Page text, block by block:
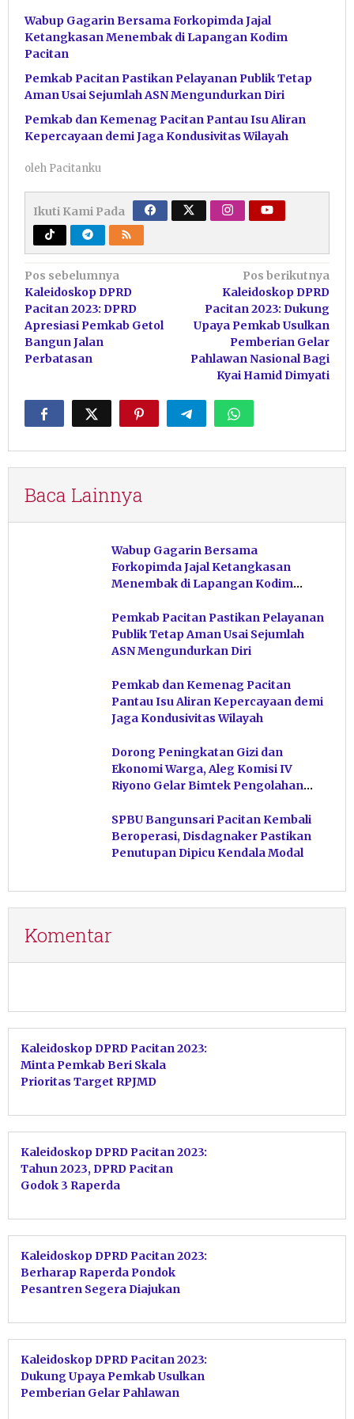
Wabup Gagarin Bersama Forkopimda Jajal
Ketangkasan Menembak di Lapangan Kodim
Pacitan
Pemkab Pacitan Pastikan Pelayanan Publik Tetap
Aman Usai Sejumlah ASN Mengundurkan Diri
Pemkab dan Kemenag Pacitan Pantau Isu Aliran
Kepercayaan demi Jaga Kondusivitas Wilayah
oleh Pacitanku
Ikuti Kami Pada
Navigasi
pos
Pos sebelumnya
Kaleidoskop DPRD
Pacitan 2023: DPRD
Apresiasi Pemkab Getol
Bangun Jalan
Perbatasan
Pos berikutnya
Kaleidoskop DPRD
Pacitan 2023: Dukung
Upaya Pemkab Usulkan
Pemberian Gelar
Pahlawan Nasional Bagi
Kyai Hamid Dimyati
Baca Lainnya
Wabup Gagarin Bersama
Forkopimda Jajal Ketangkasan
Menembak di Lapangan Kodim
Pemkab Pacitan Pastikan Pelayanan
Publik Tetap Aman Usai Sejumlah
ASN Mengundurkan Diri
Pemkab dan Kemenag Pacitan
Pantau Isu Aliran Kepercayaan demi
Jaga Kondusivitas Wilayah
Dorong Peningkatan Gizi dan
Ekonomi Warga, Aleg Komisi IV
Riyono Gelar Bimtek Pengolahan
SPBU Bangunsari Pacitan Kembali
Beroperasi, Disdagnaker Pastikan
Penutupan Dipicu Kendala Modal
Komentar
Kaleidoskop DPRD Pacitan 2023:
Minta Pemkab Beri Skala
Prioritas Target RPJMD
Kaleidoskop DPRD Pacitan 2023:
Tahun 2023, DPRD Pacitan
Godok 3 Raperda
Kaleidoskop DPRD Pacitan 2023:
Berharap Raperda Pondok
Pesantren Segera Diajukan
Kaleidoskop DPRD Pacitan 2023:
Dukung Upaya Pemkab Usulkan
Pemberian Gelar Pahlawan